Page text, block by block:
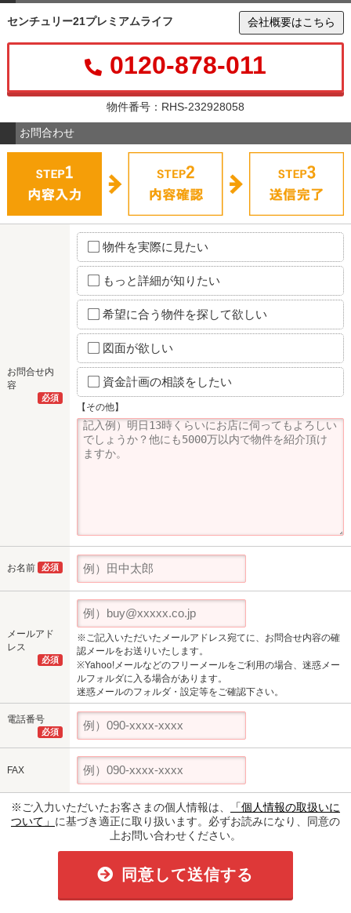
センチュリー21プレミアムライフ 会社概要はこちら
0120-878-011
物件番号：RHS-232928058
お問合わせ
お問合せ内
容
必須
物件を実際に見たい
もっと詳細が知りたい
希望に合う物件を探して欲しい
図面が欲しい
資金計画の相談をしたい
【その他】
お名前 必須
メールアド
レス
必須
※ご記入いただいたメールアドレス宛てに、お問合せ内容の確
認メールをお送りいたします。
※Yahoo!メールなどのフリーメールをご利用の場合、迷惑メー
ルフォルダに入る場合があります。
迷惑メールのフォルダ・設定等をご確認下さい。
電話番号
必須
FAX
※ご入力いただいたお客さまの個人情報は、
「個人情報の取扱いに
ついて」 に基づき適正に取り扱います。必ずお読みになり、同意の
上お問い合わせください。
同意して送信する